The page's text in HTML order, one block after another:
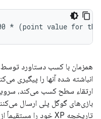
انباشته شده آنها را پیگیری
ارتقاء سطح کسب می‌کند،
بازی‌های گوگل پلی ارسال
تاریخچه XP خود را مستقیماً از صفحه